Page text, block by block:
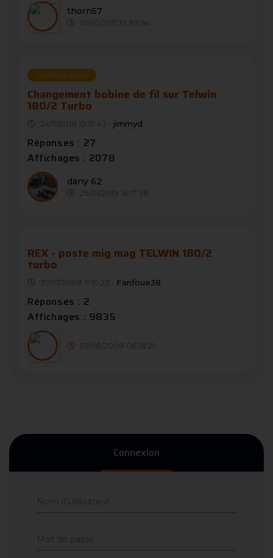
thorn57
10/02/2011 19:30:54
DEMANDE D’AIDE
Changement bobine de fil sur Telwin
180/2 Turbo
24/11/2018 19:19:43 - jimmyd
Réponses : 27
Affichages : 2078
dany 62
29/01/2019 16:17:38
REX - poste mig mag TELWIN 180/2
turbo
31/07/2008 11:10:23 - Fanfoue38
Réponses : 2
Affichages : 9835
01/08/2008 06:18:21
Connexion